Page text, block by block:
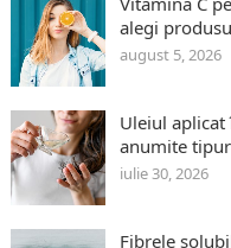
alegi
august 5, 2026
Uleiul
anumite
iulie 30, 2026
Fibrele